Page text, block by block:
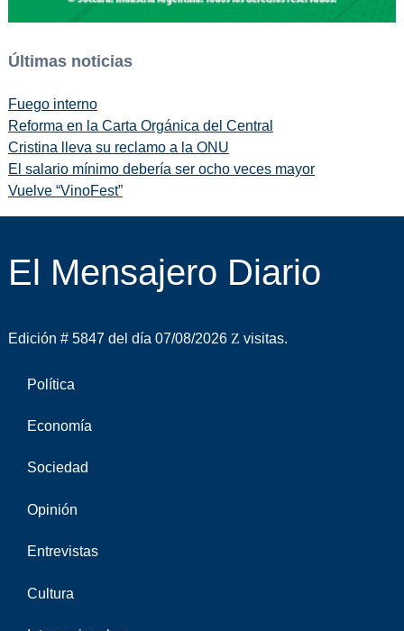
Últimas noticias
Fuego interno
Reforma en la Carta Orgánica del Central
Cristina lleva su reclamo a la ONU
El salario mínimo debería ser ocho veces mayor
Vuelve “VinoFest”
El Mensajero Diario
Edición # 5847 del día 07/08/2026 visitas.
Política
Economía
Sociedad
Opinión
Entrevistas
Cultura